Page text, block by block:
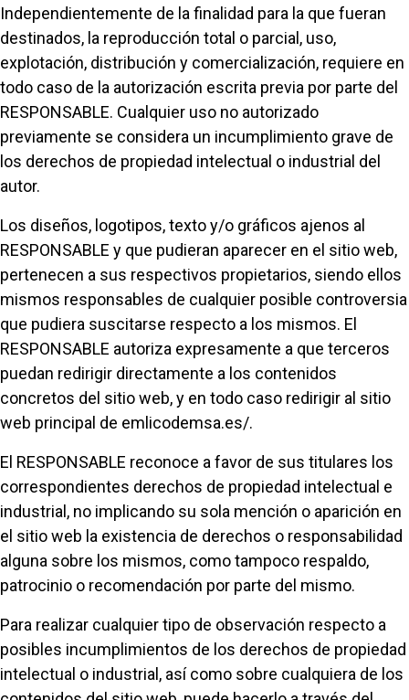
Independientemente de la finalidad para la que fueran
destinados, la reproducción total o parcial, uso,
explotación, distribución y comercialización, requiere en
todo caso de la autorización escrita previa por parte del
RESPONSABLE. Cualquier uso no autorizado
previamente se considera un incumplimiento grave de
los derechos de propiedad intelectual o industrial del
autor.
Los diseños, logotipos, texto y/o gráficos ajenos al
RESPONSABLE y que pudieran aparecer en el sitio web,
pertenecen a sus respectivos propietarios, siendo ellos
mismos responsables de cualquier posible controversia
que pudiera suscitarse respecto a los mismos. El
RESPONSABLE autoriza expresamente a que terceros
puedan redirigir directamente a los contenidos
concretos del sitio web, y en todo caso redirigir al sitio
web principal de emlicodemsa.es/.
El RESPONSABLE reconoce a favor de sus titulares los
correspondientes derechos de propiedad intelectual e
industrial, no implicando su sola mención o aparición en
el sitio web la existencia de derechos o responsabilidad
alguna sobre los mismos, como tampoco respaldo,
patrocinio o recomendación por parte del mismo.
Para realizar cualquier tipo de observación respecto a
posibles incumplimientos de los derechos de propiedad
intelectual o industrial, así como sobre cualquiera de los